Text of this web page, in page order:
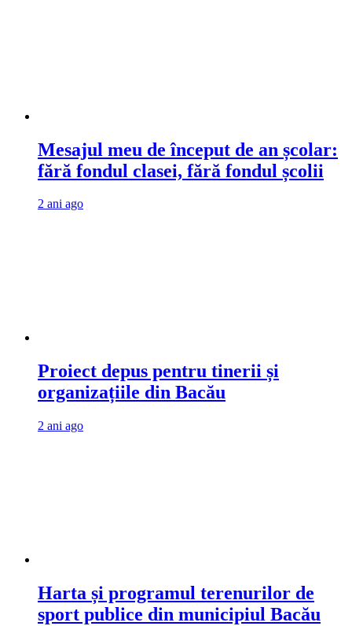
Mesajul meu de început de an școlar:
fără fondul clasei, fără fondul școlii
2 ani ago
Proiect depus pentru tinerii și
organizațiile din Bacău
2 ani ago
Harta și programul terenurilor de
sport publice din municipiul Bacău